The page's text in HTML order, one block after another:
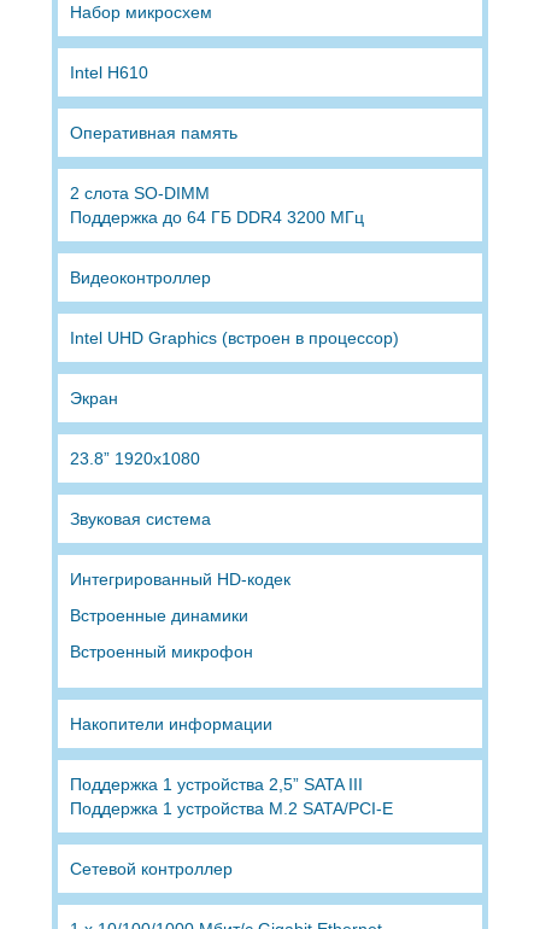
Набор микросхем
Intel H610
Оперативная память
2 слота SO-DIMM
Поддержка до 64 ГБ DDR4 3200 МГц
Видеоконтроллер
Intel UHD Graphics (встроен в процессор)
Экран
23.8” 1920x1080
Звуковая система
Интегрированный HD-кодек
Встроенные динамики
Встроенный микрофон
Накопители информации
Поддержка 1 устройства 2,5” SATA III
Поддержка 1 устройства M.2 SATA/PCI-E
Сетевой контроллер